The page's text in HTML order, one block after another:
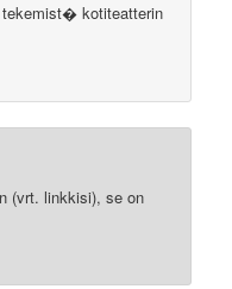
kotiteatterin
(vrt. linkkisi), se on